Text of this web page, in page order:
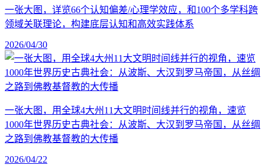
一张大图，详览66个认知偏差/心理学效应，和100个多学科跨
领域关联理论，构建底层认知和高效实践体系
2026/04/30
一张大图，用全球4大州11大文明时间线并行的视角，速览
1000年世界历史古典社会：从波斯、大汉到罗马帝国，从丝绸
之路到佛教基督教的大传播
2026/04/22